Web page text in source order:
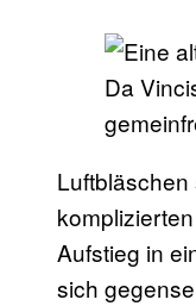
Da
Aufstieg in
sich